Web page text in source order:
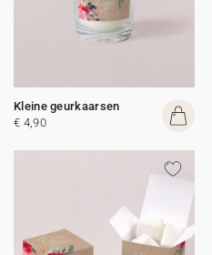
Kleine geurkaarsen
€ 4,90